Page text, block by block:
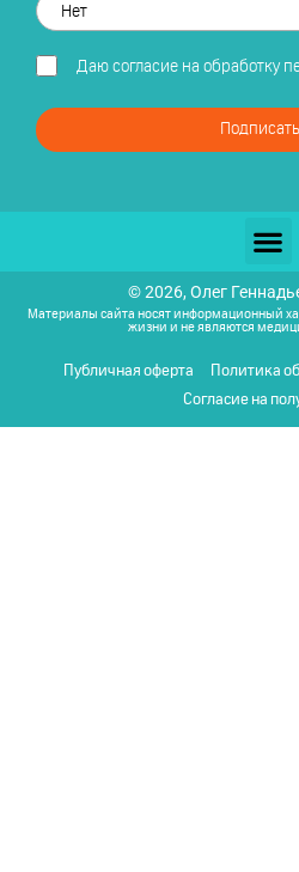
Даю согласие на обработку
© 2026, Олег
Материалы сайта носят информационный
жизни и не являются
Публичная оферта
Политика
Согласие на